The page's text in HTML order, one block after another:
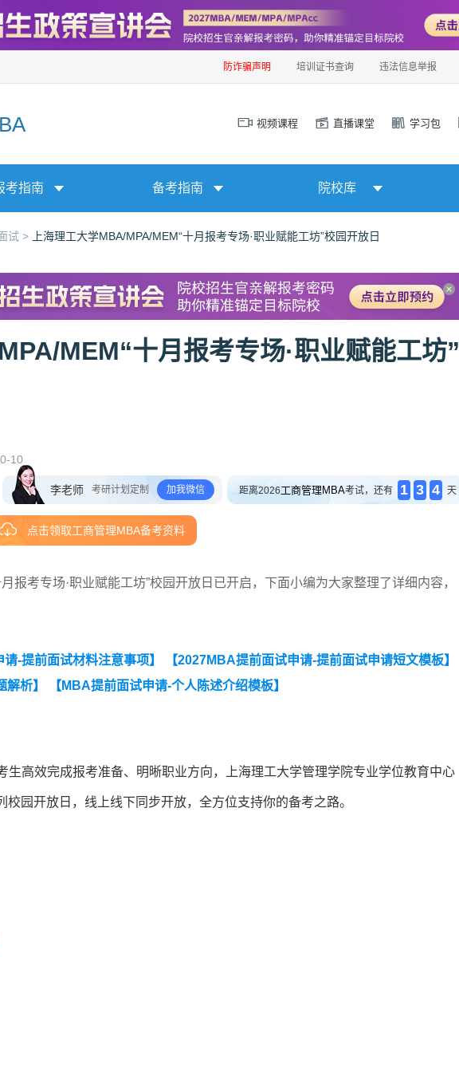
防诈骗声明 培训证书查询 违法信息举报
视频课程 直播课堂 学习包
考指南 备考指南 院校库
试 > 上海理工大学MBA/MPA/MEM“十月报考专场·职业赋能工坊”校园开放日
MEM“十月报考专场·职业赋能工坊”
10
李老师 考研计划定制 加我微信 距离2026工商管理MBA考试，还有 1 3 4 天
点击领取工商管理MBA备考资料
报考专场·职业赋能工坊”校园开放日已开启，下面小编为大家整理了详细内容，
-提前面试材料注意事项】
【2027MBA提前面试申请-提前面试申请短文模板】
析】
【MBA提前面试申请-个人陈述介绍模板】
生高效完成报考准备、明晰职业方向，上海理工大学管理学院专业学位教育中心
校园开放日，线上线下同步开放，全方位支持你的备考之路。